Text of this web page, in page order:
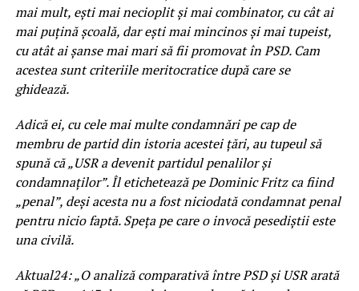
mai mult, ești mai necioplit și mai combinator, cu cât ai
mai puțină școală, dar ești mai mincinos și mai tupeist,
cu atât ai șanse mai mari să fii promovat în PSD. Cam
acestea sunt criteriile meritocratice după care se
ghidează.
Adică ei, cu cele mai multe condamnări pe cap de
membru de partid din istoria acestei țări, au tupeul să
spună că „USR a devenit partidul penalilor și
condamnaților”. Îl etichetează pe Dominic Fritz ca fiind
„penal”, deși acesta nu a fost niciodată condamnat penal
pentru nicio faptă. Speța pe care o invocă pesediștii este
una civilă.
Aktual24: „O analiză comparativă între PSD și USR arată